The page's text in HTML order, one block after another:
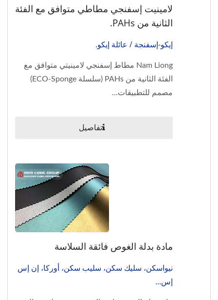
لامينيت إسفنجي مطاطي متوافق مع الفئة
الثانية من PAHs.
إيكو-إسفنجة / عائلة إيكو.
Nam Liong مطاط إسفنجي لامينيتي متوافق مع
الفئة الثانية من PAHs (سلسلة ECO-Sponge)
مصمم للتطبيقات...
تفاصيل
مادة بدلة الغوص فائقة السلاسة
نيواسكن، سليك سكن، سليب سكن، أوركا، إن إس
إس...